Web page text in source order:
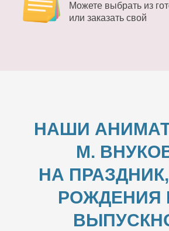
Можете выбрать из
или заказать свой
НАШИ
М.
НА
РОЖДЕНИЯ